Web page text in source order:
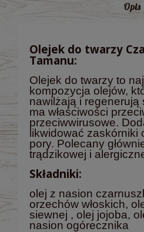
Opis
Olejek do twarzy
Tamanu:
Olejek do twarzy to
kompozycja olejów,
nawilżają i regenerują
ma właściwości
przeciwwirusowe.
likwidować zaskórniki
pory. Polecany
trądzikowej i
Składniki:
olej z nasion
orzechów włoskich,
siewnej , olej jojoba,
nasion ogórecznika